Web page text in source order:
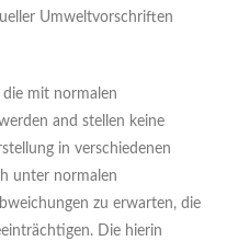
Umweltvorschriften
die mit normalen
and stellen keine
in verschiedenen
unter normalen
zu erwarten, die
Die hierin